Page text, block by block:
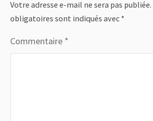
Votre adresse e-mail ne sera pas publiée.
obligatoires sont indiqués avec *
Commentaire *